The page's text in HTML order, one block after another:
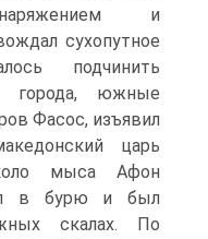
и
сухопутное
подчинить
города, южные
Фасос, изъявил
царь
мыса Афон
в бурю и был
скалах. По